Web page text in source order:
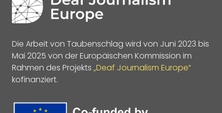
Die Arbeit von Taubenschlag wird von Juni 2023 bis
Mai 2025 von der Europäischen Kommission im
Rahmen des Projekts „Deaf Journalism Europe“
kofinanziert.